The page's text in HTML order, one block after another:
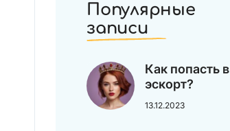
Популярные
записи
Как попасть в
эскорт?
13.12.2023